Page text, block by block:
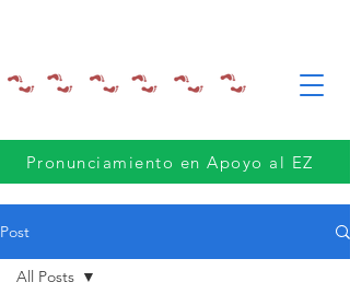
Pronunciamiento en Apoyo al EZ
Post
All Posts